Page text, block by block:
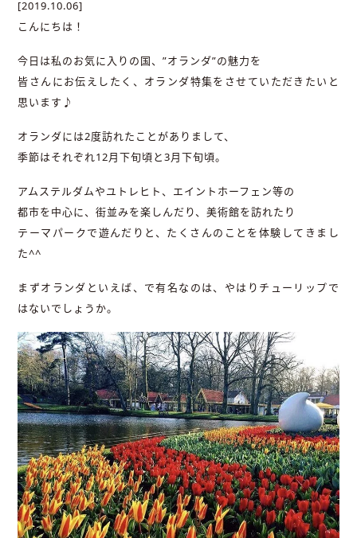
[2019.10.06]
こんにちは！
今日は私のお気に入りの国、”オランダ”の魅力を
皆さんにお伝えしたく、オランダ特集をさせていただきたいと
思います♪
オランダには2度訪れたことがありまして、
季節はそれぞれ12月下旬頃と3月下旬頃。
アムステルダムやユトレヒト、エイントホーフェン等の
都市を中心に、街並みを楽しんだり、美術館を訪れたり
テーマパークで遊んだりと、たくさんのことを体験してきまし
た^^
まずオランダといえば、で有名なのは、やはりチューリップで
はないでしょうか。